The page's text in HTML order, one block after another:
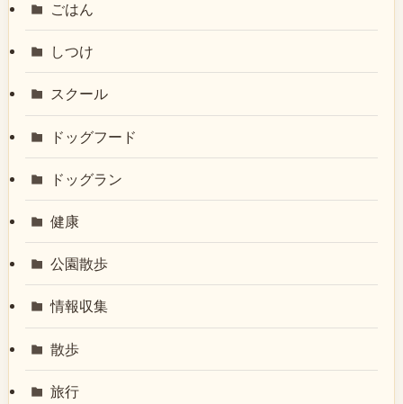
ごはん
しつけ
スクール
ドッグフード
ドッグラン
健康
公園散歩
情報収集
散歩
旅行